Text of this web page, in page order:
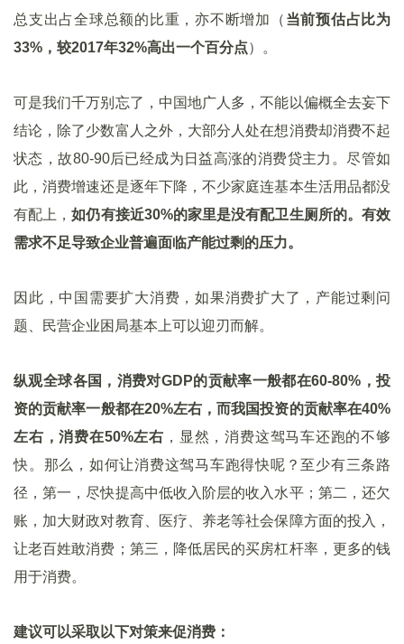
总支出占全球总额的比重，亦不断增加（ 当前预估占比为
33%，较2017年32%高出一个百分点）。
可是我们千万别忘了，中国地广人多，不能以偏概全去妄下
结论，除了少数富人之外，大部分人处在想消费却消费不起
状态，故80-90后已经成为日益高涨的消费贷主力。尽管如
此，消费增速还是逐年下降，不少家庭连基本生活用品都没
有配上，如仍有接近30%的家里是没有配卫生厕所的。有效
需求不足导致企业普遍面临产能过剩的压力。
因此，中国需要扩大消费，如果消费扩大了，产能过剩问
题、民营企业困局基本上可以迎刃而解。
纵观全球各国，消费对GDP的贡献率一般都在60-80%，投
资的贡献率一般都在20%左右，而我国投资的贡献率在40%
左右，消费在50%左右 ，显然，消费这驾马车还跑的不够
快。那么，如何让消费这驾马车跑得快呢？至少有三条路
径，第一，尽快提高中低收入阶层的收入水平；第二，还欠
账，加大财政对教育、医疗、养老等社会保障方面的投入，
让老百姓敢消费；第三，降低居民的买房杠杆率，更多的钱
用于消费。
建议可以采取以下对策来促消费：